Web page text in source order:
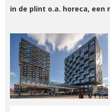
in de plint o.a. horeca, een